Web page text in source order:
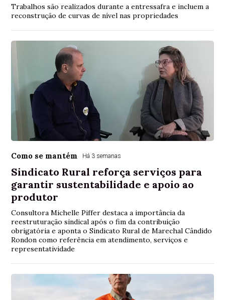
Trabalhos são realizados durante a entressafra e incluem a
reconstrução de curvas de nível nas propriedades
Como se mantém Há 3 semanas
Sindicato Rural reforça serviços para
garantir sustentabilidade e apoio ao
produtor
Consultora Michelle Piffer destaca a importância da
reestruturação sindical após o fim da contribuição
obrigatória e aponta o Sindicato Rural de Marechal Cândido
Rondon como referência em atendimento, serviços e
representatividade